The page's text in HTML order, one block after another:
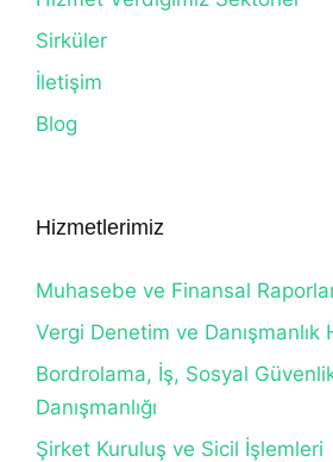
Sirküler
İletişim
Blog
Hizmetlerimiz
Muhasebe ve Finansal
Vergi Denetim ve Danışmanlık
Bordrolama, İş, Sosyal
Danışmanlığı
Şirket Kuruluş ve Sicil İşlemleri